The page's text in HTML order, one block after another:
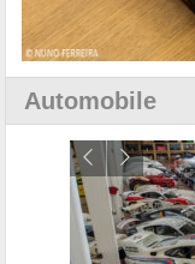
Automobile